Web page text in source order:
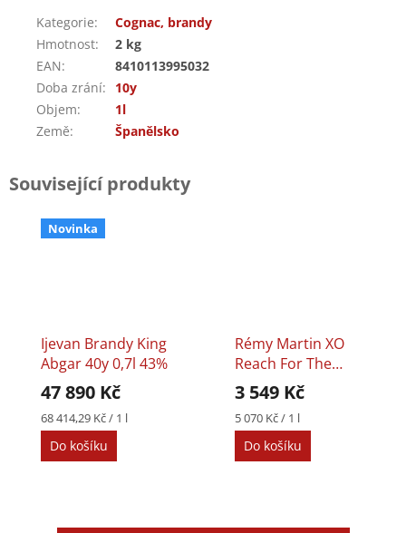
Kategorie:
Cognac, brandy
Hmotnost:
2 kg
EAN:
8410113995032
Doba zrání:
10y
Objem:
1l
Země: Španělsko
Související produkty
Novinka
Ijevan Brandy King
Abgar 40y 0,7l 43%
47 890 Kč
Měrná
cena:
68 414,29 Kč / 1 l
Do košíku
Rémy Martin XO
Reach For The
Stars 0,7l 40%
Limited Edition
3 549 Kč
Měrná
cena:
5 070 Kč / 1 l
Do košíku